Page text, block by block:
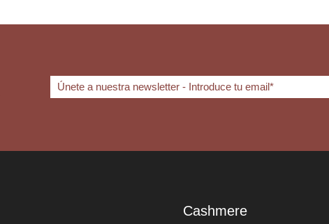
Cashmere